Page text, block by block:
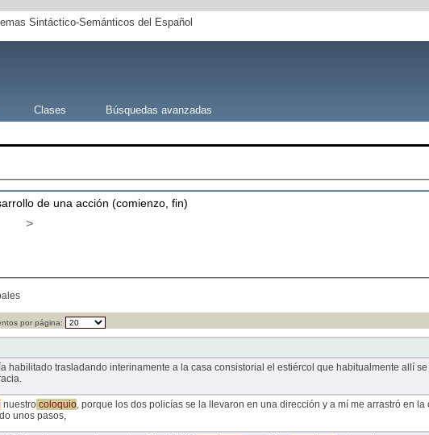
Sintáctico-Semánticos del Español
Clases Búsquedas avanzadas
de una acción (comienzo, fin)
>
por página:
habilitado trasladando interinamente a la casa consistorial el estiércol que habitualmente allí
nuestrocoloquio, porque los dos policías se la llevaron en una dirección y a mí me arrastró en
unos pasos,